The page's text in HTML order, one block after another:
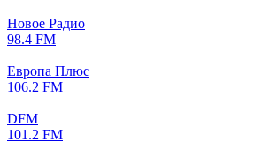
Новое Радио
98.4 FM
Европа Плюс
106.2 FM
DFM
101.2 FM